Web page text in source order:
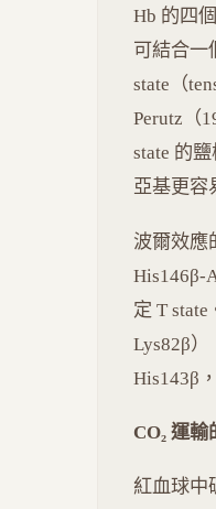
Hb 的四
可結合一
state（
Perutz（
state 的
亞基更容
波爾效應
His146β-
定 T
Lys82β）
His143β
CO₂ 運
紅血球中